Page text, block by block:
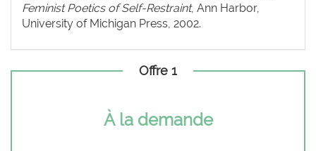
Feminist Poetics of Self-Restraint, Ann Harbor,
University of Michigan Press, 2002.
Offre 1
À la demande